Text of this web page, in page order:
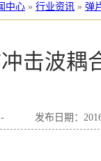
中心 » 行业资讯 » 弹
击波耦
- 发布日期：